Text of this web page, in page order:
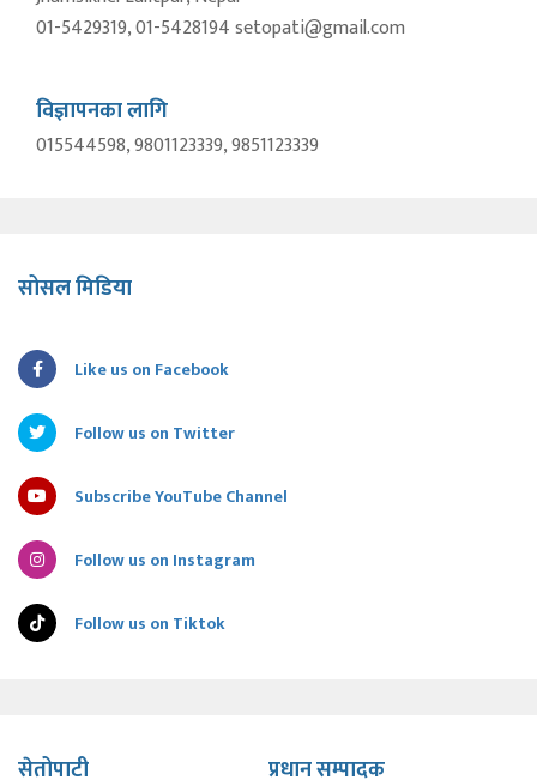
01-5429319, 01-5428194 setopati@gmail.com
विज्ञापनका लागि
015544598, 9801123339, 9851123339
सोसल मिडिया
Like us on Facebook
Follow us on Twitter
Subscribe YouTube Channel
Follow us on Instagram
Follow us on Tiktok
सेतोपाटी प्रधान सम्पादक